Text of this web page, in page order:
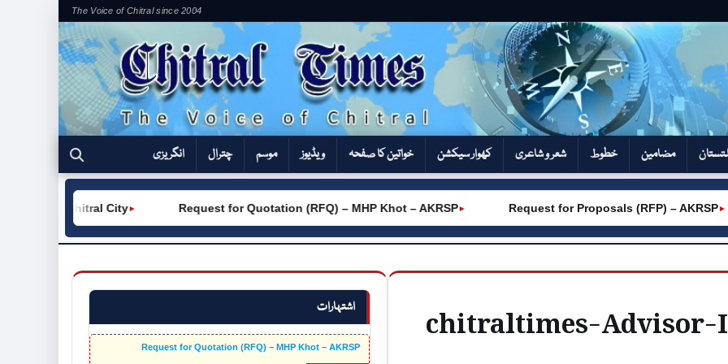
The Voice of Chitral since 2004
مضامین خطوط شعر و شاعری کھوار سیکشن‎ خواتین کا صفحہ ویڈیوز موسم چترال انگریزی
►
Request for Quotation (RFQ) – MHP Khot – AKRSP
►
(W) Chitral City ►
Request for Proposals (RFP) – AKRSP
اشتہارات
Request for Quotation (RFQ) – MHP Khot – AKRSP chitraltimes-